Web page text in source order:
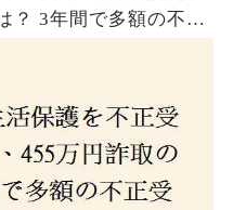
？ 3年間で多額の不正